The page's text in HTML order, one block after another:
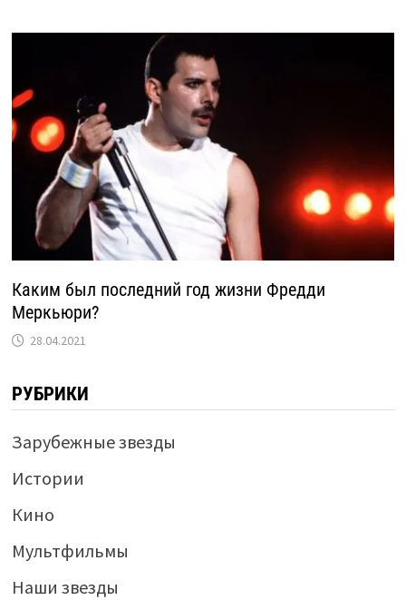
Каким был последний год жизни Фредди
Меркьюри?
28.04.2021
РУБРИКИ
Зарубежные звезды
Истории
Кино
Мультфильмы
Наши звезды